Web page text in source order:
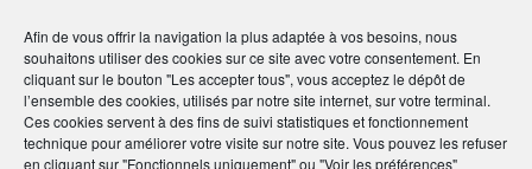
Afin de vous offrir la navigation la plus adaptée à vos besoins, nous
souhaitons utiliser des cookies sur ce site avec votre consentement. En
cliquant sur le bouton "Les accepter tous", vous acceptez le dépôt de
l’ensemble des cookies, utilisés par notre site internet, sur votre terminal.
Ces cookies servent à des fins de suivi statistiques et fonctionnement
technique pour améliorer votre visite sur notre site. Vous pouvez les refuser
en cliquant sur "Fonctionnels uniquement" ou "Voir les préférences"
de répondre aux treize questions de
notre Quiz. C’est gratuit c’est facile et
vous découvrirez peut-être, en corrigeant
vos réponses, des informations ou des